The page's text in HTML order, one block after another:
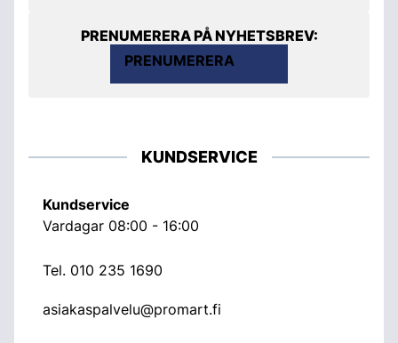
PRENUMERERA PÅ NYHETSBREV:
PRENUMERERA
KUNDSERVICE
Kundservice
Vardagar 08:00 - 16:00
Tel. 010 235 1690
asiakaspalvelu@promart.fi